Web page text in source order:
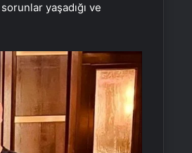
yaşadığı ve